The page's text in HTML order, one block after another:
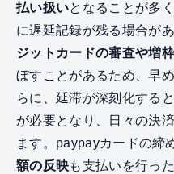
払い扱いとなることが多
に遅延記録が残る場合が
ジットカードの審査や増
ぼすことがあるため、早
らに、延滞が深刻化すると
が必要となり、日々の決
ます。paypayカードの締
額の反映も支払いを行っ